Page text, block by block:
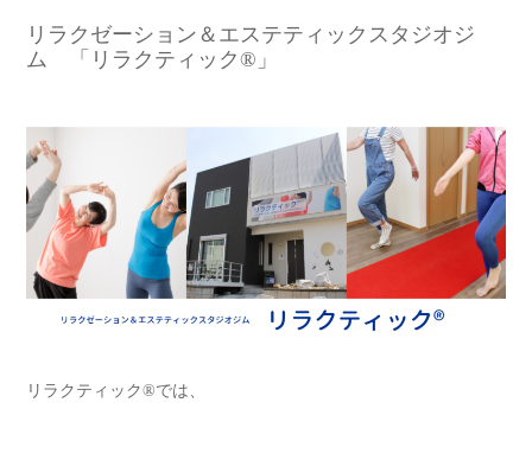
リラクゼーション＆エステティックスタジオジ
ム 「リラクティック®︎」
リラクティック®︎では、